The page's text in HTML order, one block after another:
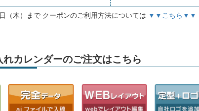
（木）まで クーポンのご利用方法については ▼▼こちら▼▼
カレンダーのご注文はこちら